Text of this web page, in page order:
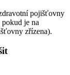
pojišťovny
je na
zřízena).